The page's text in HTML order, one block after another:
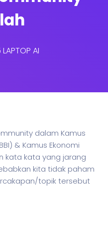
AI
dalam Kamus
& Kamus Ekonomi
kata kata yang jarang
kita tidak paham
topik tersebut